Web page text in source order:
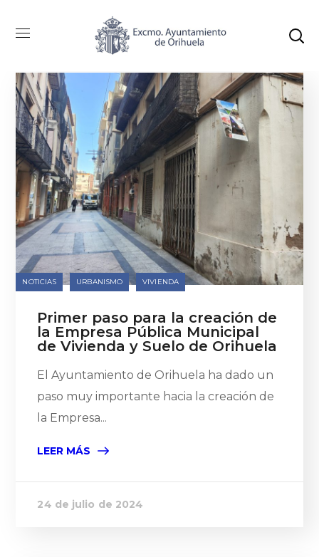
Categoría: Urbanismo
NOTICIAS URBANISMO VIVIENDA
Primer paso para la creación de
la Empresa Pública Municipal
de Vivienda y Suelo de Orihuela
El Ayuntamiento de Orihuela ha dado un
paso muy importante hacia la creación de
la Empresa...
LEER MÁS
24 de julio de 2024